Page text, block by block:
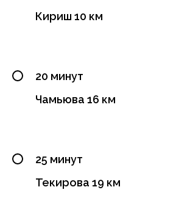
Кириш 10 км
20 минут
Чамьюва 16 км
25 минут
Текирова 19 км